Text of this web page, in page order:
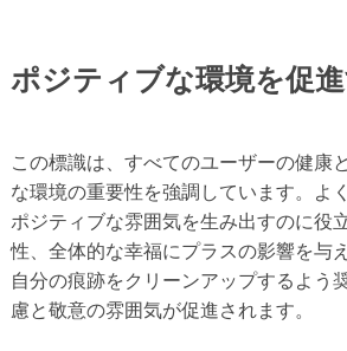
ポジティブな環境を促
この標識は、すべてのユーザーの健康
な環境の重要性を強調しています。よ
ポジティブな雰囲気を生み出すのに役
性、全体的な幸福にプラスの影響を与
自分の痕跡をクリーンアップするよう
慮と敬意の雰囲気が促進されます。